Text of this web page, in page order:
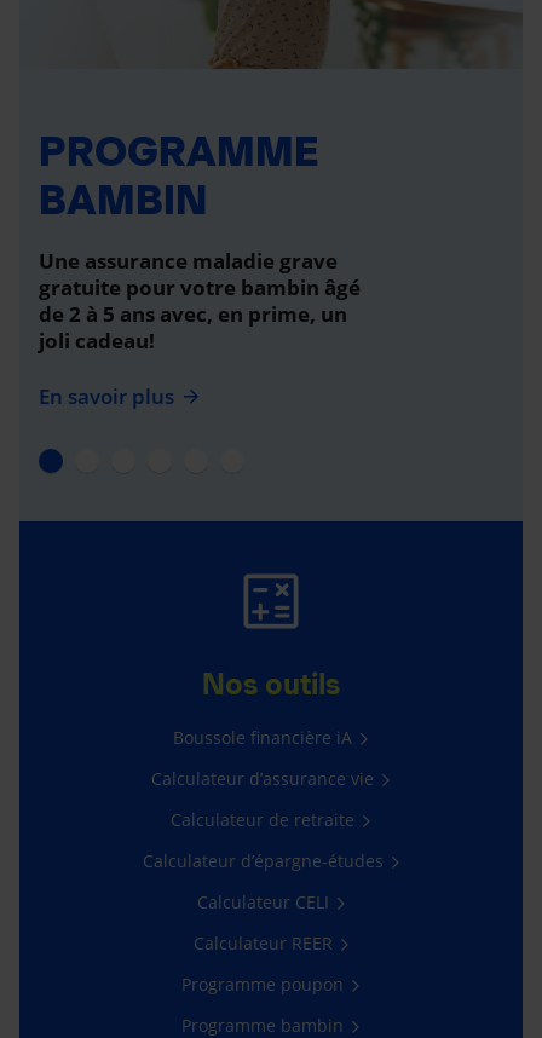
PROGRAMME
BAMBIN
Une assurance maladie grave
gratuite pour votre bambin âgé
de 2 à 5 ans avec, en prime, un
joli cadeau!
En savoir plus
Nos outils
Boussole financière iA
Calculateur d’assurance vie
Calculateur de retraite
Calculateur d’épargne-études
Calculateur CELI
Calculateur REER
Programme poupon
Programme bambin